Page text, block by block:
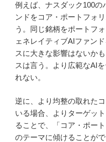
例えば、ナスダック100の
ンドをコア・ポートフォ
う。同じ銘柄をポートフ
ェネレイティブAIファン
スに大きな影響はないか
スは言う。より広範なAI
れない。
逆に、より均整の取れた
いる場合、よりターゲッ
ることで、「コア・ポー
のテーマに傾けることが